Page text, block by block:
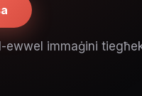
ewwel immaġini